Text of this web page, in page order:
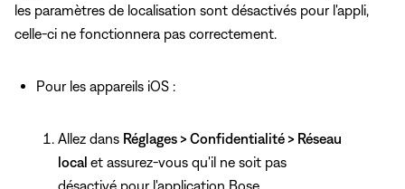
les paramètres de localisation sont désactivés pour l'appli,
celle-ci ne fonctionnera pas correctement.
Pour les appareils iOS :
Allez dans Réglages > Confidentialité > Réseau
local et assurez-vous qu'il ne soit pas
désactivé pour l'application Bose.